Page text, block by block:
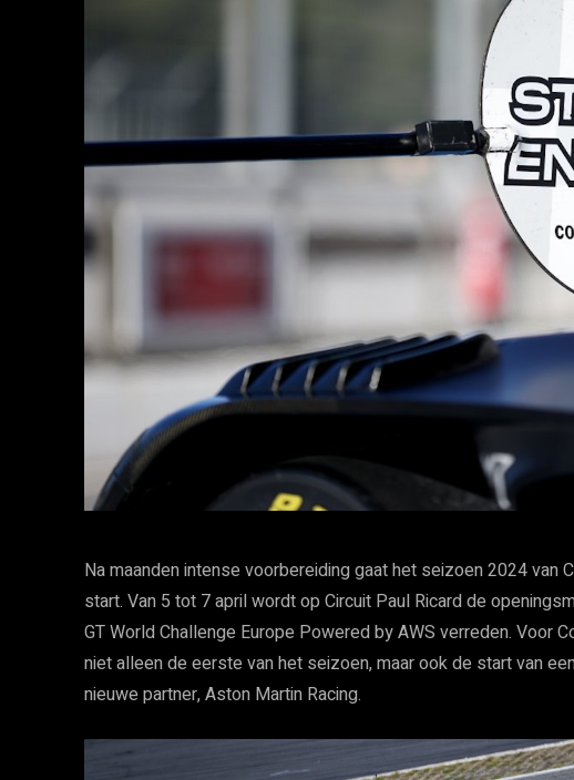
Na maanden intense voorbereiding gaat het seizoen 2024 van
start. Van 5 tot 7 april wordt op Circuit Paul Ricard de
GT World Challenge Europe Powered by AWS verreden. Voor
niet alleen de eerste van het seizoen, maar ook de start van
nieuwe partner, Aston Martin Racing.